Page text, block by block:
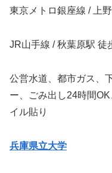
東京メトロ銀座線 / 上
JR山手線 / 秋葉原駅 徒
公営水道、都市ガス、
ー、ごみ出し24時間
イル貼り
兵庫県立大学